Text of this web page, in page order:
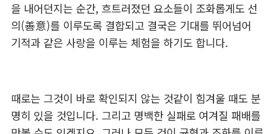
을 내어던지는 순간, 흐트러졌던 요소들이 조화롭게도 선
의(善意)를 이루도록 결합되고 결국은 기대를 뛰어넘어
기적과 같은 사랑을 이루는 체험을 하기도 합니다.
때로는 그것이 바로 확인되지 않는 것같이 힘겨울 때도 분
명히 있을 것입니다. 그리고 명백한 실패로 여겨질 패배를